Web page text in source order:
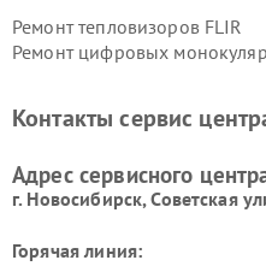
Ремонт тепловизоров FLIR
Ремонт цифровых
Контакты сервис
Адрес сервисного
г. Новосибирск, Советская
Горячая линия: